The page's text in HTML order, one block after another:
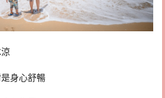
身心舒暢